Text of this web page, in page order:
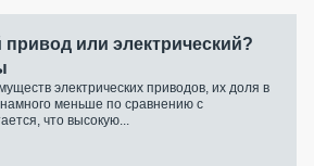
привод или электрический?
электрических приводов, их доля в
меньше по сравнению с
что высокую...